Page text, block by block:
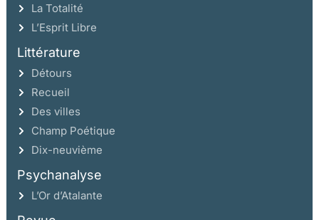
La Totalité
L’Esprit Libre
Littérature
Détours
Recueil
Des villes
Champ Poétique
Dix-neuvième
Psychanalyse
L’Or d’Atalante